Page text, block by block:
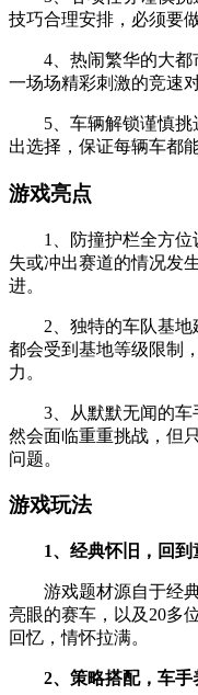
技巧合理安排，必须要
4、热闹繁华的大都
一场场精彩刺激的竞速
5、车辆解锁谨慎挑
出选择，保证每辆车都
游戏亮点
1、防撞护栏全方位
失或冲出赛道的情况发
进。
2、独特的车队基地
都会受到基地等级限制
力。
3、从默默无闻的车
然会面临重重挑战，但
问题。
游戏玩法
1、经典怀旧，回到
游戏题材源自于经典
亮眼的赛车，以及20多
回忆，情怀拉满。
2、策略搭配，车手